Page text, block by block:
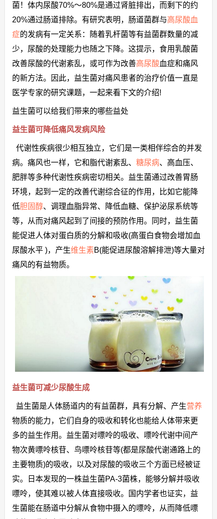
菌！体内尿酸70%～80%是通过肾脏排出，而剩下的约
20%通过肠道排除。有研究表明，肠道菌群与高尿酸血
症的发病有一定关系：随着乳杆菌等有益菌群数量的减
少，尿酸的处理能力也随之下降。这提示，食用乳酸菌
改善尿酸的代谢紊乱，或可作为改善高尿酸血症和痛风
的新方法。因此，益生菌对痛风患者的治疗价值一直是
医学专家的研究课题，一起来看下文的介绍!
益生菌可以给我们带来的哪些益处
益生菌可降低痛风发病风险
代谢性疾病很少相互独立，它们是一类相伴综合的并发
病。痛风也一样，它和脂代谢紊乱、 糖尿病、高血压、
肥胖等多种代谢性疾病密切相关。益生菌通过改善胃肠
环境，起到一定的改善代谢综合征的作用，比如它能降
低胆固醇、调理血脂异常、降低血糖、保护泌尿系统等
等，从而对痛风起到了间接的预防作用。同时，益生菌
能促进人体对蛋白质的分解和吸收(高蛋白食物会增加血
尿酸水平 )，产生维生素B(能促进尿酸溶解排泄)等大量对
痛风的有益物质。
益生菌可减少尿酸生成
益生菌是人体肠道内的有益菌群，具有分解、产生营养
物质的能力，它们自身的吸收和转化也能给人体带来更
多的益生作用。益生菌对嘌呤的吸收、嘌呤代谢中间产
物次黄嘌呤核苷、鸟嘌呤核苷等(都是尿酸代谢通路上的
主要物质)的吸收，以及对尿酸的吸收三个方面已经被证
实。日本发现的一株益生菌PA-3菌株，能够分解并吸收
嘌呤，使其难以被人体直接吸收。国内学者也证实，益
生菌能在肠道中分解从食物中摄入的嘌呤，从而降低嘌